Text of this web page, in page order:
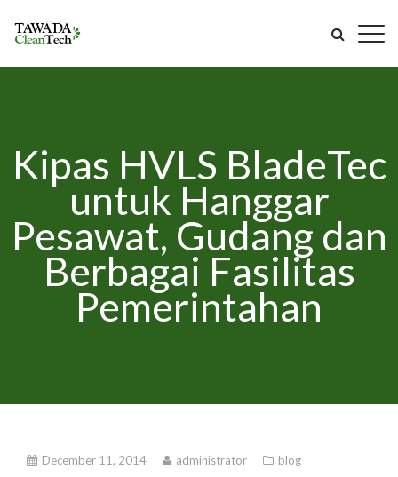
Kipas HVLS BladeTec
untuk Hanggar
Pesawat, Gudang dan
Berbagai Fasilitas
Pemerintahan
December 11, 2014 administrator
blog